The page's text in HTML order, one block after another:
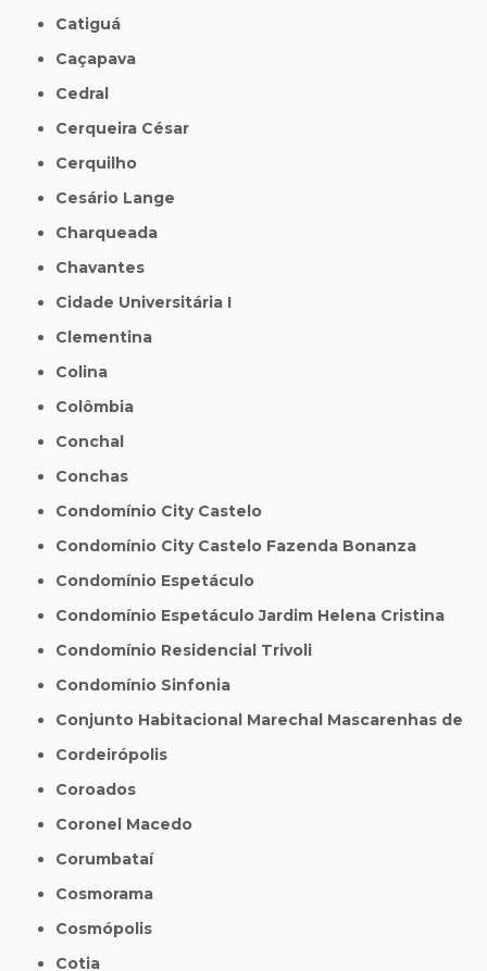
Catiguá
Caçapava
Cedral
Cerqueira César
Cerquilho
Cesário Lange
Charqueada
Chavantes
Cidade Universitária I
Clementina
Colina
Colômbia
Conchal
Conchas
Condomínio City Castelo
Condomínio City Castelo Fazenda Bonanza
Condomínio Espetáculo
Condomínio Espetáculo Jardim Helena Cristina
Condomínio Residencial Trivoli
Condomínio Sinfonia
Conjunto Habitacional Marechal Mascarenhas de
Cordeirópolis
Coroados
Coronel Macedo
Corumbataí
Cosmorama
Cosmópolis
Cotia